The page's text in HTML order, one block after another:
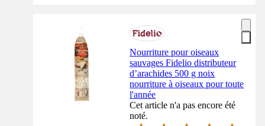
Nourriture pour oiseaux
sauvages Fidelio distributeur
d’arachides 500 g noix
nourriture à oiseaux pour toute
l'année
Cet article n'a pas encore été
noté.